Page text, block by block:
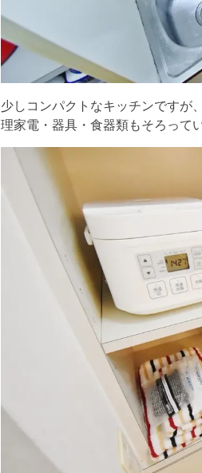
少しコンパクトなキッチンですが
理家電・器具・食器類もそろって